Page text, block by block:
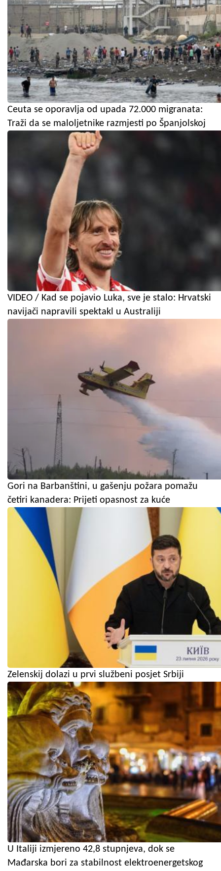
Ceuta se oporavlja od upada 72.000 migranata:
Traži da se maloljetnike razmjesti po Španjolskoj
VIDEO / Kad se pojavio Luka, sve je stalo: Hrvatski
navijači napravili spektakl u Australiji
Gori na Barbanštini, u gašenju požara pomažu
četiri kanadera: Prijeti opasnost za kuće
Zelenskij dolazi u prvi službeni posjet Srbiji
U Italiji izmjereno 42,8 stupnjeva, dok se
Mađarska bori za stabilnost elektroenergetskog